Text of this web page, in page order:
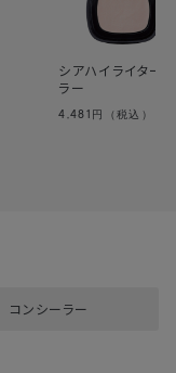
シアハイライターカ
ラー
4,481 円（税込）
コンシーラー